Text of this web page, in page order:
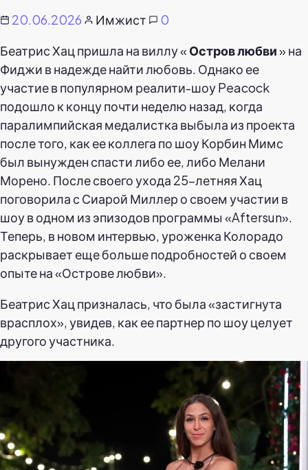
20.06.2026 Имжист
0
Беатрис Хац пришла на виллу « Остров любви» на
Фиджи в надежде найти любовь. Однако ее
участие в популярном реалити-шоу Peacock
подошло к концу почти неделю назад, когда
паралимпийская медалистка выбыла из проекта
после того, как ее коллега по шоу Корбин Мимс
был вынужден спасти либо ее, либо Мелани
Морено. После своего ухода 25-летняя Хац
поговорила с Сиарой Миллер о своем участии в
шоу в одном из эпизодов программы «Aftersun».
Теперь, в новом интервью, уроженка Колорадо
раскрывает еще больше подробностей о своем
опыте на «Острове любви».
Беатрис Хац призналась, что была «застигнута
врасплох», увидев, как ее партнер по шоу целует
другого участника.